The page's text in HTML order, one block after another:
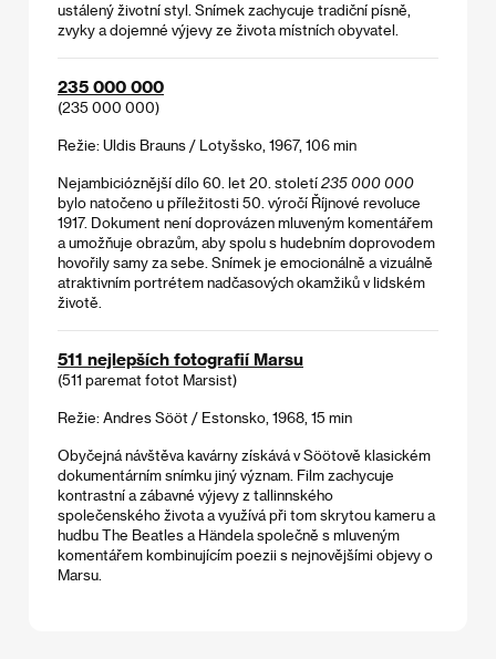
ustálený životní styl. Snímek zachycuje tradiční písně,
zvyky a dojemné výjevy ze života místních obyvatel.
235 000 000
(235 000 000)
Režie: Uldis Brauns / Lotyšsko, 1967, 106 min
Nejambicióznější dílo 60. let 20. století 235 000 000
bylo natočeno u příležitosti 50. výročí Říjnové revoluce
1917. Dokument není doprovázen mluveným komentářem
a umožňuje obrazům, aby spolu s hudebním doprovodem
hovořily samy za sebe. Snímek je emocionálně a vizuálně
atraktivním portrétem nadčasových okamžiků v lidském
životě.
511 nejlepších fotografií Marsu
(511 paremat fotot Marsist)
Režie: Andres Sööt / Estonsko, 1968, 15 min
Obyčejná návštěva kavárny získává v Söötově klasickém
dokumentárním snímku jiný význam. Film zachycuje
kontrastní a zábavné výjevy z tallinnského
společenského života a využívá při tom skrytou kameru a
hudbu The Beatles a Händela společně s mluveným
komentářem kombinujícím poezii s nejnovějšími objevy o
Marsu.